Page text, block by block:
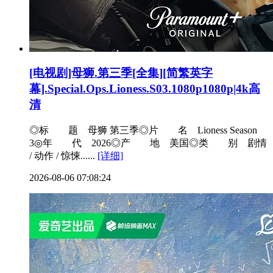
[电视剧]母狮.第三季[全集][简繁英字
幕].Special.Ops.Lioness.S03.1080p1080p|4k高
清
◎标 题 母狮 第三季◎片 名 Lioness Season
3◎年 代 2026◎产 地 美国◎类 别 剧情
/ 动作 / 惊悚...... [详细]
2026-08-06 07:08:24